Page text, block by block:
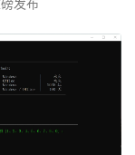
发布